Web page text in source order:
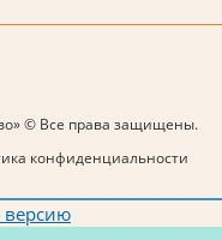
© Все права защищены.
конфиденциальности
версию